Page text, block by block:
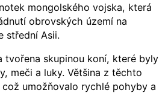
mongolského vojska, která
obrovských území na
střední Asii.
tvořena skupinou koní, které byly
meči a luky. Většina z těchto
umožňovalo rychlé pohyby a